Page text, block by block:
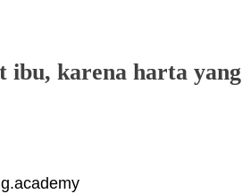
ibu, karena harta yang